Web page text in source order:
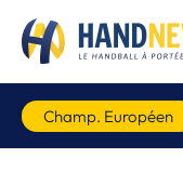
Champ. Européen